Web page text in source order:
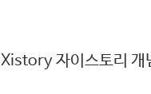
Xistory 자이스토리